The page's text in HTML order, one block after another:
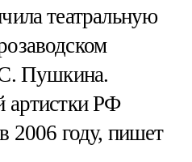
театральную
Пушкина.
артистки РФ
2006 году, пишет